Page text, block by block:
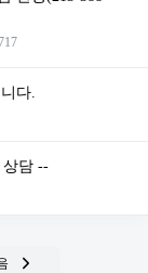
다.
상담 --